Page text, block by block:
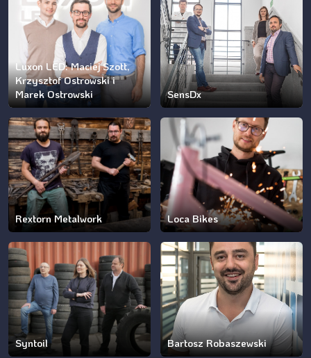
Luxon LED: Maciej Szott,
Krzysztof Ostrowski i
Marek Ostrowski
SensDx
Rextorn Metalwork Loca Bikes
Syntoil Bartosz Robaszewski